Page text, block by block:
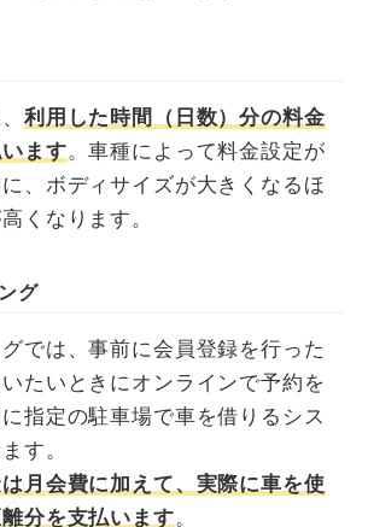
利用した時間（日数）分の料金
ます。車種によって料金設定が
、ボディサイズが大きくなるほ
くなります。
グ
では、事前に会員登録を行った
たいときにオンラインで予約を
指定の駐車場で車を借りるシス
す。
月会費に加えて、実際に車を使
分を支払います。